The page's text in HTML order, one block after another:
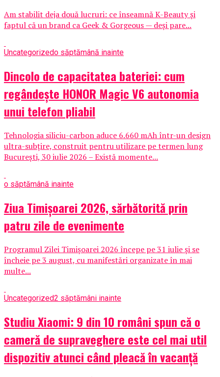
Am stabilit deja două lucruri: ce înseamnă K-Beauty și
faptul că un brand ca Geek & Gorgeous — deși pare...
Uncategorizedo săptămână inainte
Dincolo de capacitatea bateriei: cum
regândește HONOR Magic V6 autonomia
unui telefon pliabil
Tehnologia siliciu-carbon aduce 6.660 mAh într-un design
ultra-subțire, construit pentru utilizare pe termen lung
București, 30 iulie 2026 – Există momente...
o săptămână inainte
Ziua Timișoarei 2026, sărbătorită prin
patru zile de evenimente
Programul Zilei Timișoarei 2026 începe pe 31 iulie și se
încheie pe 3 august, cu manifestări organizate în mai
multe...
Uncategorized2 săptămâni inainte
Studiu Xiaomi: 9 din 10 români spun că o
cameră de supraveghere este cel mai util
dispozitiv atunci când pleacă în vacanță